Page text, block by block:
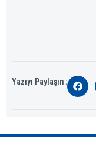
Yazıyı Paylaşın :